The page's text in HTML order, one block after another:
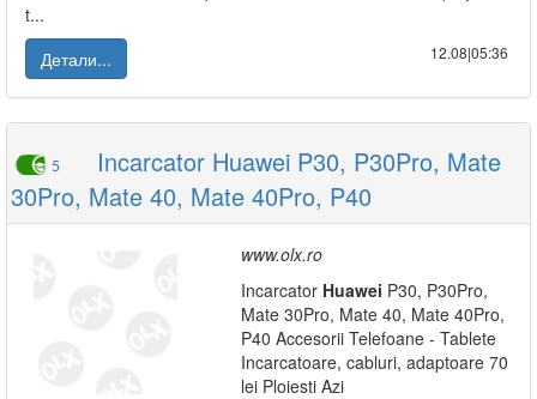
t...
Детали...
12.08|05:36
5
Incarcator Huawei P30, P30Pro, Mate
30Pro, Mate 40, Mate 40Pro, P40
www.olx.ro
Incarcator Huawei P30, P30Pro,
Mate 30Pro, Mate 40, Mate 40Pro,
P40 Accesorii Telefoane - Tablete
Incarcatoare, cabluri, adaptoare 70
lei Ploiesti Azi